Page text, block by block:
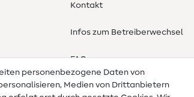
Kontakt
Infos zum Betreiberwechsel
FAQ
Widerrufsrecht
personenbezogene Daten von
Medien von Drittanbietern